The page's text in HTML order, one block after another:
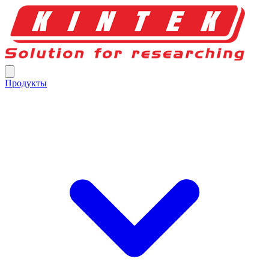
Продукты